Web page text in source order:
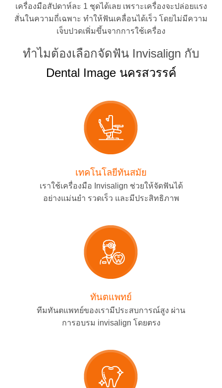
เครื่องมือสัปดาห์ละ 1 ชุดได้เลย เพราะเครื่องจะปล่อยแรง
สั่นในความถี่เฉพาะ ทำให้ฟันเคลื่อนได้เร็ว โดยไม่มีความ
เจ็บปวดเพิ่มขึ้นจากการใช้เครื่อง
ทำไมต้องเลือกจัดฟัน Invisalign กับ
Dental Image นครสวรรค์
เทคโนโลยีทันสมัย
เราใช้เครื่องมือ Invisalign ช่วยให้จัดฟันได้
อย่างแม่นยำ รวดเร็ว และมีประสิทธิภาพ
ทันตแพทย์
ทีมทันตแพทย์ของเรามีประสบการณ์สูง ผ่าน
การอบรม invisalign โดยตรง